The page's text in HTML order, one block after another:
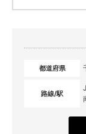
都道府県
路線/駅